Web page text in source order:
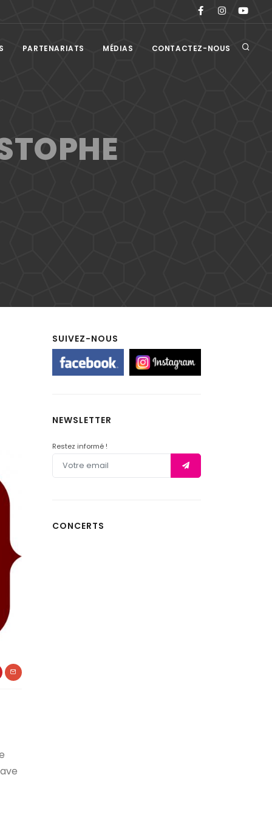
PARTENARIATS MÉDIAS CONTACTEZ-NOUS
SUIVEZ-NOUS
NEWSLETTER
Restez informé !
CONCERTS